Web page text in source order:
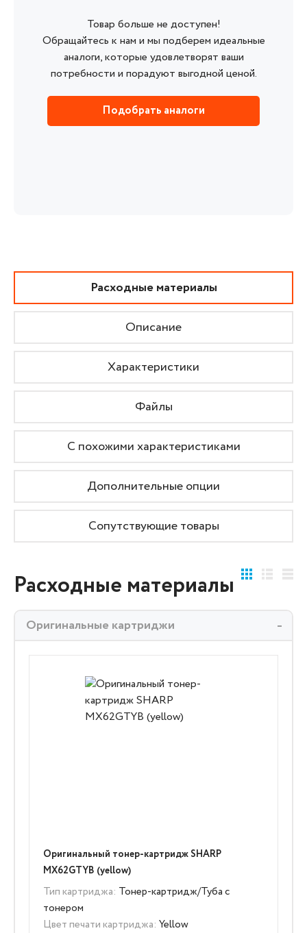
Товар больше не доступен!
Обращайтесь к нам и мы подберем идеальные
аналоги, которые удовлетворят ваши
потребности и порадуют выгодной ценой.
Подобрать аналоги
Расходные материалы
Описание
Характеристики
Файлы
С похожими характеристиками
Дополнительные опции
Сопутствующие товары
Расходные материалы
Оригинальные картриджи
Оригинальный тонер-картридж SHARP
MX62GTYB (yellow)
Тип картриджа: Тонер-картридж/Туба с
тонером
Цвет печати картриджа: Yellow